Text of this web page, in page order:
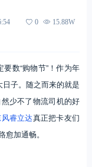
0
15.88W
数“购物节”！作为年
日子。随之而来的就是
少不了物流司机的好
睿立达真正把卡友们
加通畅。